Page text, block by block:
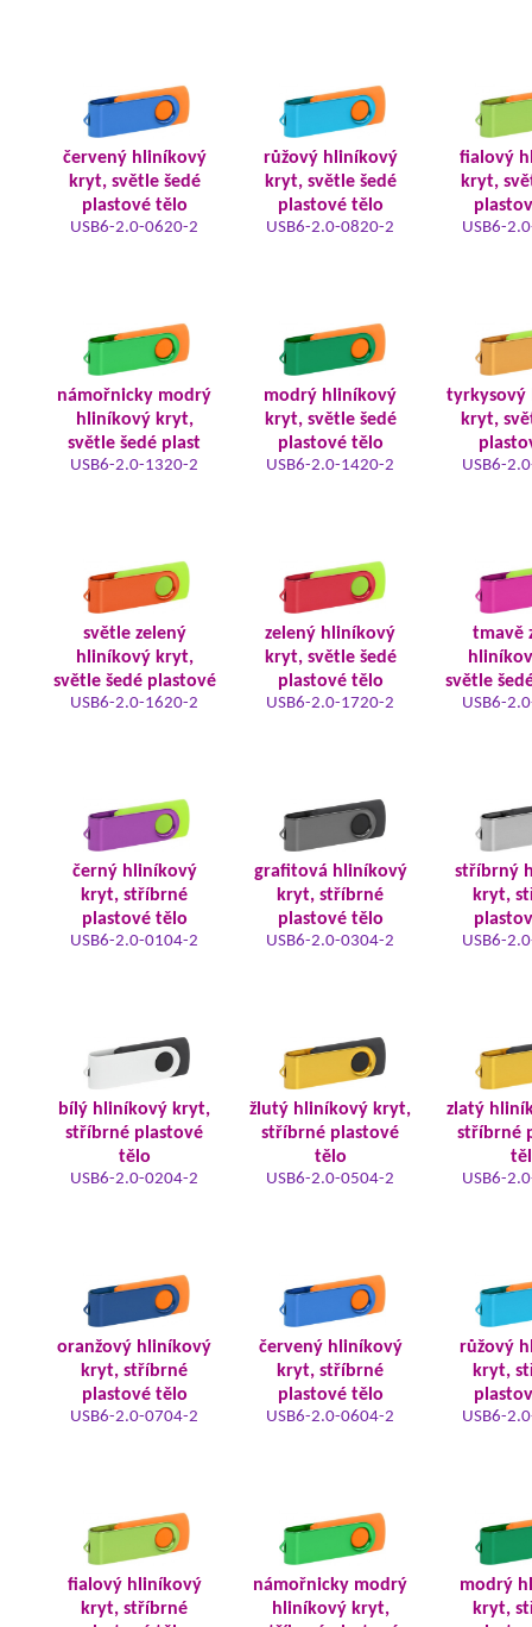
červený hliníkový
kryt, světle šedé
plastové tělo
USB6-2.0-0620-2
růžový hliníkový
kryt, světle šedé
plastové tělo
USB6-2.0-0820-2
fialový
kryt,
USB6-
námořnicky modrý
hliníkový kryt,
světle šedé plast
USB6-2.0-1320-2
modrý hliníkový
kryt, světle šedé
plastové tělo
USB6-2.0-1420-2
tyrkysový
kryt,
USB6-
světle zelený
hliníkový kryt,
světle šedé plastové
USB6-2.0-1620-2
zelený hliníkový
kryt, světle šedé
plastové tělo
USB6-2.0-1720-2
tmavě
světle
USB6-
černý hliníkový
kryt, stříbrné
plastové tělo
USB6-2.0-0104-2
grafitová hliníkový
kryt, stříbrné
plastové tělo
USB6-2.0-0304-2
stříbrný
kryt,
USB6-
bílý hliníkový kryt,
stříbrné plastové
tělo
USB6-2.0-0204-2
žlutý hliníkový kryt,
stříbrné plastové
tělo
USB6-2.0-0504-2
zlatý
stříbrné
USB6-
oranžový hliníkový
kryt, stříbrné
plastové tělo
USB6-2.0-0704-2
červený hliníkový
kryt, stříbrné
plastové tělo
USB6-2.0-0604-2
růžový
kryt,
USB6-
fialový hliníkový
kryt, stříbrné
námořnicky modrý
hliníkový kryt,
modrý
kryt,